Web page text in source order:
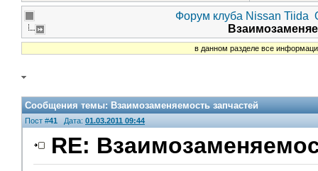
Форум клуба Nissan Tiida
в данном разделе все
Сообщения темы:Взаимозаменяемость запчастей
Пост #41 Дата: 01.03.2011 09:44
RE: